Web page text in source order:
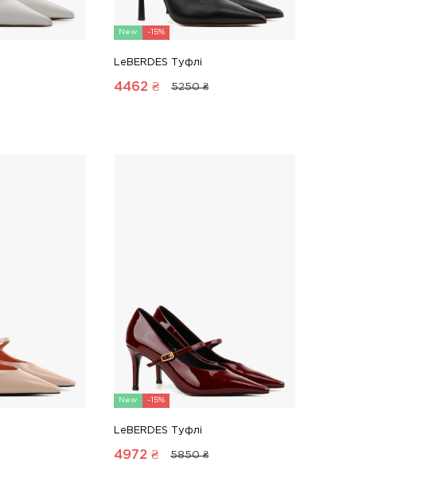
New -15%
LeBERDES Туфлі
4462 ₴ 5250 ₴
New -15%
LeBERDES Туфлі
4972 ₴ 5850 ₴